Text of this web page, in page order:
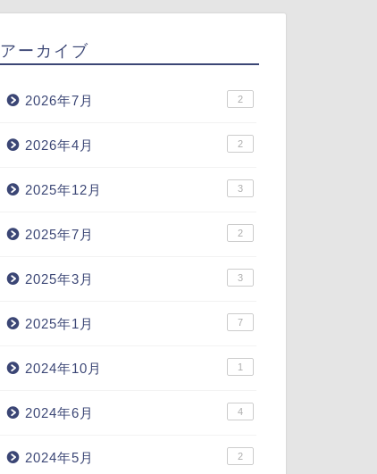
アーカイブ
2026年7月 2
2026年4月 2
2025年12月 3
2025年7月 2
2025年3月 3
2025年1月 7
2024年10月 1
2024年6月 4
2024年5月 2